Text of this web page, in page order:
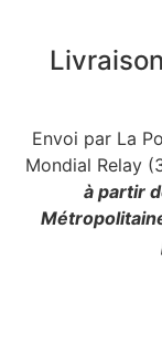
Envoi par La
Mondial Relay
à partir